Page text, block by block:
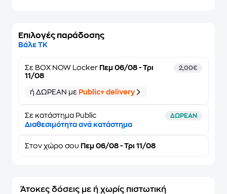
Επιλογές παράδοσης
Βάλε ΤΚ
Σε BOX NOW Locker Πεμ 06/08 - Τρι
11/08
2,00€
ή ΔΩΡΕΑΝ με Public+ delivery
Σε κατάστημα Public ΔΩΡΕΑΝ
Διαθεσιμότητα ανά κατάστημα
Στον χώρο σου Πεμ 06/08 - Τρι 11/08
Άτοκες δόσεις με ή χωρίς πιστωτική